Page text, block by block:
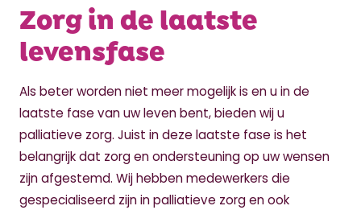
Zorg in de laatste
levensfase
Als beter worden niet meer mogelijk is en u in de
laatste fase van uw leven bent, bieden wij u
palliatieve zorg. Juist in deze laatste fase is het
belangrijk dat zorg en ondersteuning op uw wensen
zijn afgestemd. Wij hebben medewerkers die
gespecialiseerd zijn in palliatieve zorg en ook